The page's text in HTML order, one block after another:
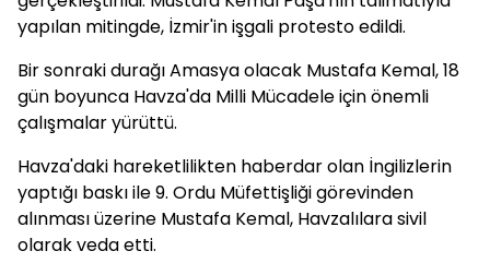
yapılan mitingde, İzmir'in işgali protesto edildi.
Bir sonraki durağı Amasya olacak Mustafa Kemal, 18
gün boyunca Havza'da Milli Mücadele için önemli
çalışmalar yürüttü.
Havza'daki hareketlilikten haberdar olan İngilizlerin
yaptığı baskı ile 9. Ordu Müfettişliği görevinden
alınması üzerine Mustafa Kemal, Havzalılara sivil
olarak veda etti.